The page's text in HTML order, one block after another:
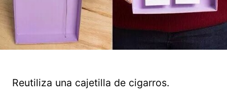
Reutiliza una cajetilla de cigarros.